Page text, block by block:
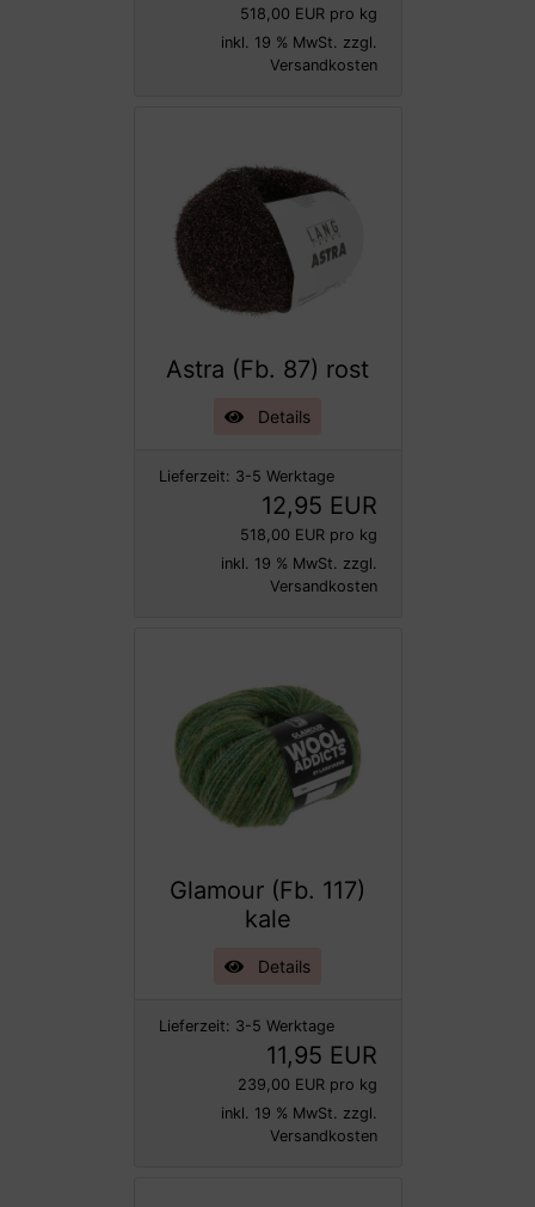
518,00 EUR pro kg
inkl. 19 % MwSt. zzgl.
Versandkosten
Astra (Fb. 87) rost
Details
Lieferzeit: 3-5 Werktage
12,95 EUR
518,00 EUR pro kg
inkl. 19 % MwSt. zzgl.
Versandkosten
Glamour (Fb. 117)
kale
Details
Lieferzeit: 3-5 Werktage
11,95 EUR
239,00 EUR pro kg
inkl. 19 % MwSt. zzgl.
Versandkosten